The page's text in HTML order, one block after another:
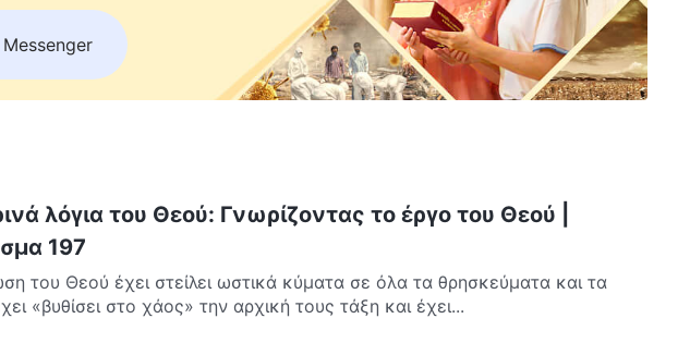
λόγια του Θεού: Γνωρίζοντας το έργο του Θεού |
197
του Θεού έχει στείλει ωστικά κύματα σε όλα τα θρησκεύματα και τα
«βυθίσει στο χάος» την αρχική τους τάξη και έχει...